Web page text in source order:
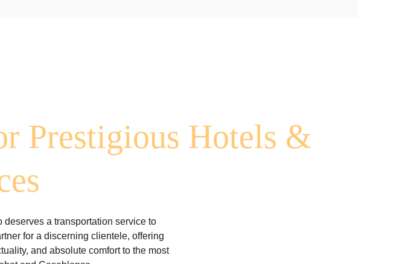
Prestigious Hotels &
a transportation service to
for a discerning clientele, offering
and absolute comfort to the most